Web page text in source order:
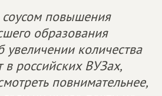
повышения
образования
увеличении количества
российских ВУЗах,
повнимательнее,